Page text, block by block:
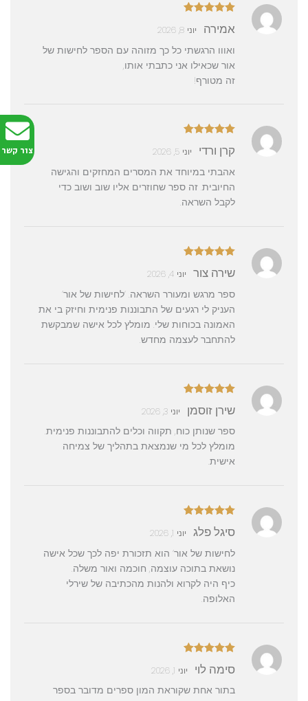
צור קשר
5
אמירה יוני 8, 2026
ואווו הרגשתי כל כך מזוהה עם הספר לחישות של
אור שכאילו אני כתבתי אותו,
זה מטורף!
5
קרן ורדי יוני 5, 2026
אהבתי במיוחד את המסרים המחזקים והגישה
החיובית. זה ספר שחוזרים אליו שוב ושוב כדי
לקבל השראה.
5
שירה צור יוני 4, 2026
ספר מרגש ומעורר השראה. ‘לחישות של אור’
העניק לי רגעים של התבוננות פנימית וחיזק בי את
האמונה בכוחות שלי. מומלץ לכל אישה שמבקשת
להתחבר לעצמה מחדש.
5
שירן זוסמן יוני 3, 2026
ספר שנותן כוח, תקווה וכלים להתבוננות פנימית.
מומלץ לכל מי שנמצאת בתהליך של צמיחה
אישית.
5
מתוך
5
סיגל פלג יוני 1, 2026
לחישות של אור’ הוא תזכורת יפה לכך שכל אישה
נושאת בתוכה עוצמה, חוכמה ואור משלה.
כיף היה לקרוא ולהנות מהכתיבה של שירלי
האלופה.
5
סימה לוי יוני 1, 2026
בתור אחת שקוראת המון ספרים מדובר בספר